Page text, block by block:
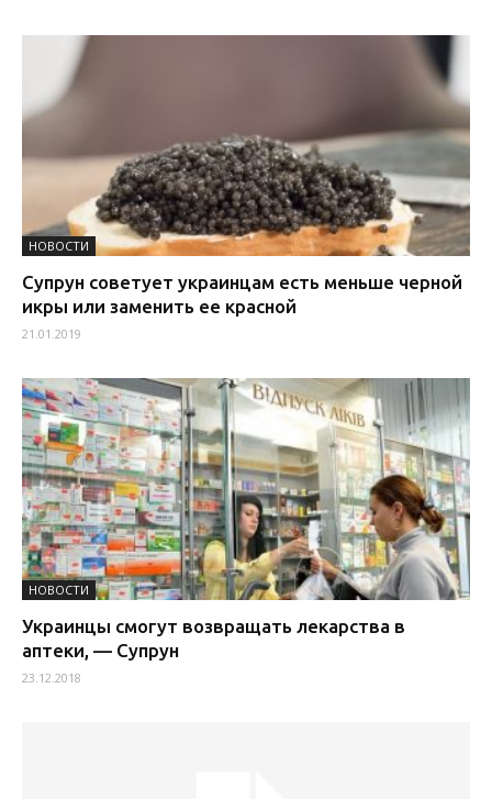
НОВОСТИ
Супрун советует украинцам есть меньше черной
икры или заменить ее красной
21.01.2019
НОВОСТИ
Украинцы смогут возвращать лекарства в
аптеки, — Супрун
23.12.2018